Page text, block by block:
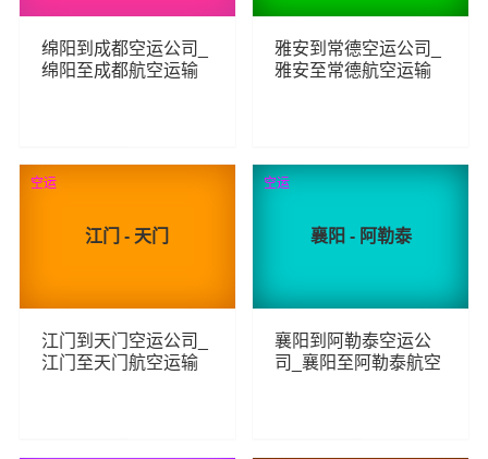
绵阳到成都空运公司_
绵阳至成都航空运输
198 查看详细
雅安到常德空运公司_
雅安至常德航空运输
107 查看详细
江门 - 天门
江门到天门空运公司_
江门至天门航空运输
空运
襄阳 - 阿勒泰
襄阳到阿勒泰空运公
司_襄阳至阿勒泰航空
空运